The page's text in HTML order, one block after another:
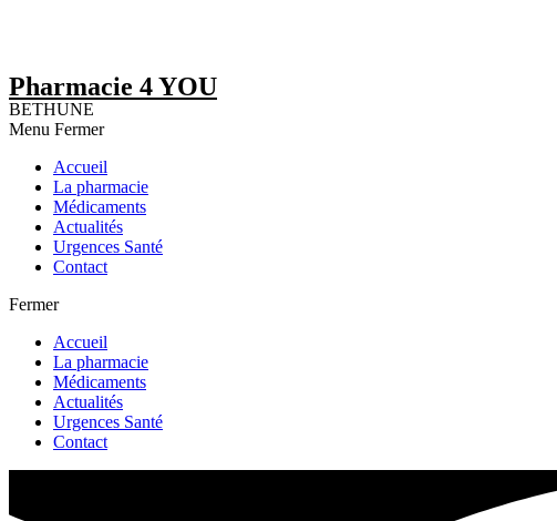
Pharmacie 4 YOU
BETHUNE
Menu Fermer
Accueil
La pharmacie
Médicaments
Actualités
Urgences Santé
Contact
Fermer
Accueil
La pharmacie
Médicaments
Actualités
Urgences Santé
Contact